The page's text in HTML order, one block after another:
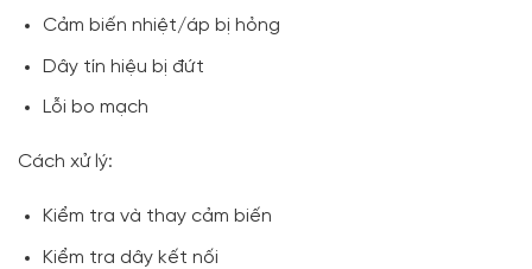
Cảm biến nhiệt/áp bị hỏng
Dây tín hiệu bị đứt
Lỗi bo mạch
Cách xử lý:
Kiểm tra và thay cảm biến
Kiểm tra dây kết nối